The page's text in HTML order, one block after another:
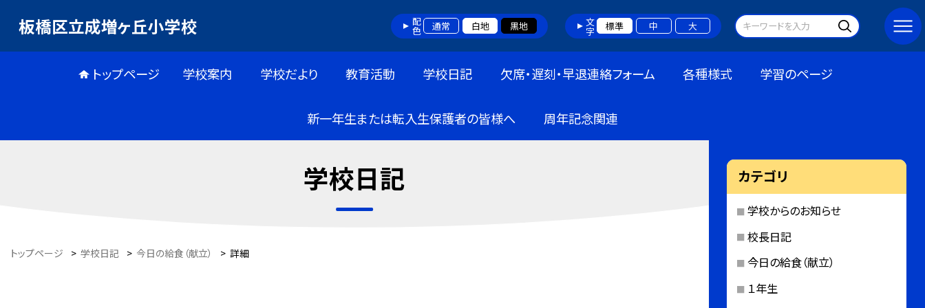
板橋区立成増ヶ丘小学校 配色 通常 白地 黒地 文字 標準 中 大
トップページ 学校案内 学校だより 教育活動 学校日記 欠席・遅刻・早退連絡フォーム 各種様式 学習のページ
新一年生または転入生保護者の皆様へ 周年記念関連
学校日記
トップページ > 学校日記 > 今日の給食（献立） > 詳細
カテゴリ
学校からのお知らせ
校長日記
今日の給食（献立）
１年生